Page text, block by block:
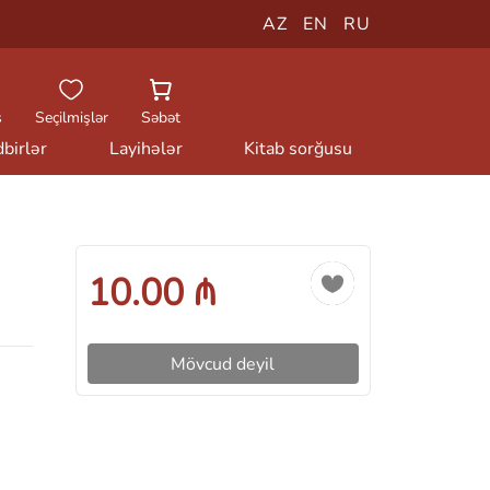
AZ EN RU
Seçilmişlər Səbət
Layihələr Kitab sorğusu
10.00 ₼
Mövcud deyil